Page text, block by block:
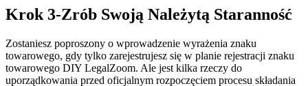
Krok 3-Zrób Swoją Należytą Staranność
Zostaniesz poproszony o wprowadzenie wyrażenia znaku
towarowego, gdy tylko zarejestrujesz się w planie rejestracji znaku
towarowego DIY LegalZoom. Ale jest kilka rzeczy do
uporządkowania przed oficjalnym rozpoczęciem procesu składania